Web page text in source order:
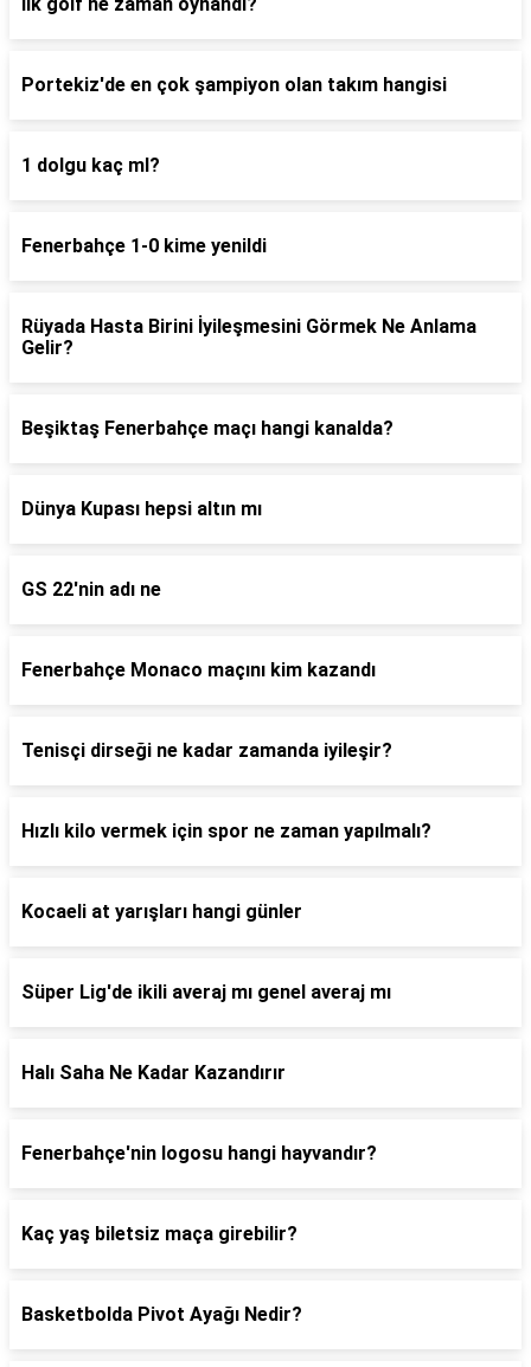
Portekiz'de en çok şampiyon olan takım hangisi
1 dolgu kaç ml?
Fenerbahçe 1-0 kime yenildi
Rüyada Hasta Birini İyileşmesini Görmek Ne Anlama
Gelir?
Beşiktaş Fenerbahçe maçı hangi kanalda?
Dünya Kupası hepsi altın mı
GS 22'nin adı ne
Fenerbahçe Monaco maçını kim kazandı
Tenisçi dirseği ne kadar zamanda iyileşir?
Hızlı kilo vermek için spor ne zaman yapılmalı?
Kocaeli at yarışları hangi günler
Süper Lig'de ikili averaj mı genel averaj mı
Halı Saha Ne Kadar Kazandırır
Fenerbahçe'nin logosu hangi hayvandır?
Kaç yaş biletsiz maça girebilir?
Basketbolda Pivot Ayağı Nedir?